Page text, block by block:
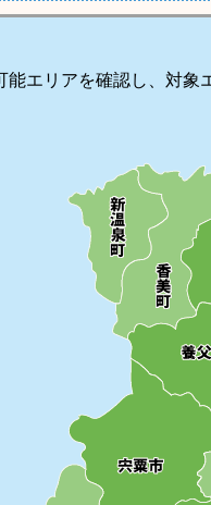
能エリアを確認し、対象